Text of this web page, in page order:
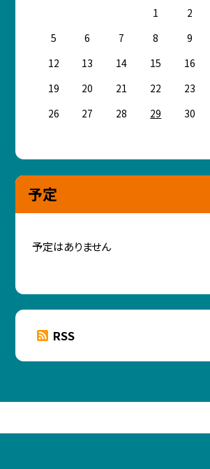
1 2
5
6 7 8 9
12
13 14 15 16
19
20 21 22 23
26
27 28 29 30
予定
予定はありません
RSS